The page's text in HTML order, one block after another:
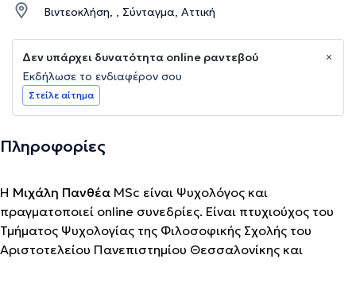
Βιντεοκλήση, , Σύνταγμα, Αττική
Δεν υπάρχει δυνατότητα online ραντεβού
Εκδήλωσε το ενδιαφέρον σου
Στείλε αίτημα
Πληροφορίες
H Μιχάλη Πανθέα MSc είναι Ψυχολόγος και
πραγματοποιεί online συνεδρίες. Είναι πτυχιούχος του
Τμήματος Ψυχολογίας της Φιλοσοφικής Σχολής του
Αριστοτελείου Πανεπιστημίου Θεσσαλονίκης και